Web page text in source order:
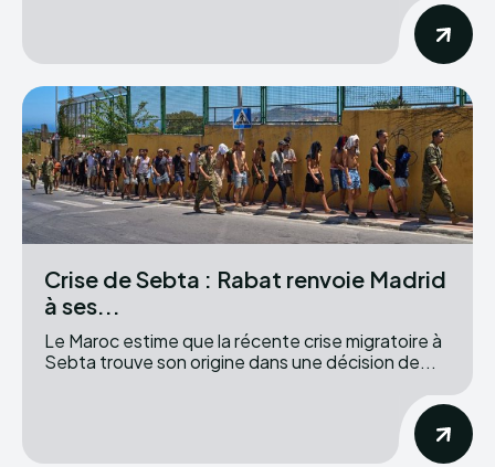
Crise de Sebta : Rabat renvoie Madrid
à ses...
Le Maroc estime que la récente crise migratoire à
Sebta trouve son origine dans une décision de...